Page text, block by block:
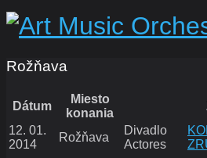
Rožňava
Dátum
Miesto
konania
12. 01.
2014
Rožňava
Divadlo
Actores